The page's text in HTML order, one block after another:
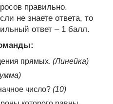
правильно.
не знаете ответа, то
ответ – 1 балл.
прямых. (Линейка)
число? (10)